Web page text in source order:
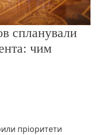
спланували
чим
пріоритети